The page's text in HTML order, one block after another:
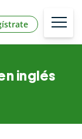
inglés